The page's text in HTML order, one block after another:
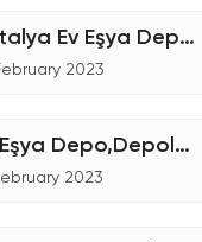
Antalya Ev Eşya Depolama Fiyatları
2023
Ev Eşya Depo,Depolama Firmaları
2023